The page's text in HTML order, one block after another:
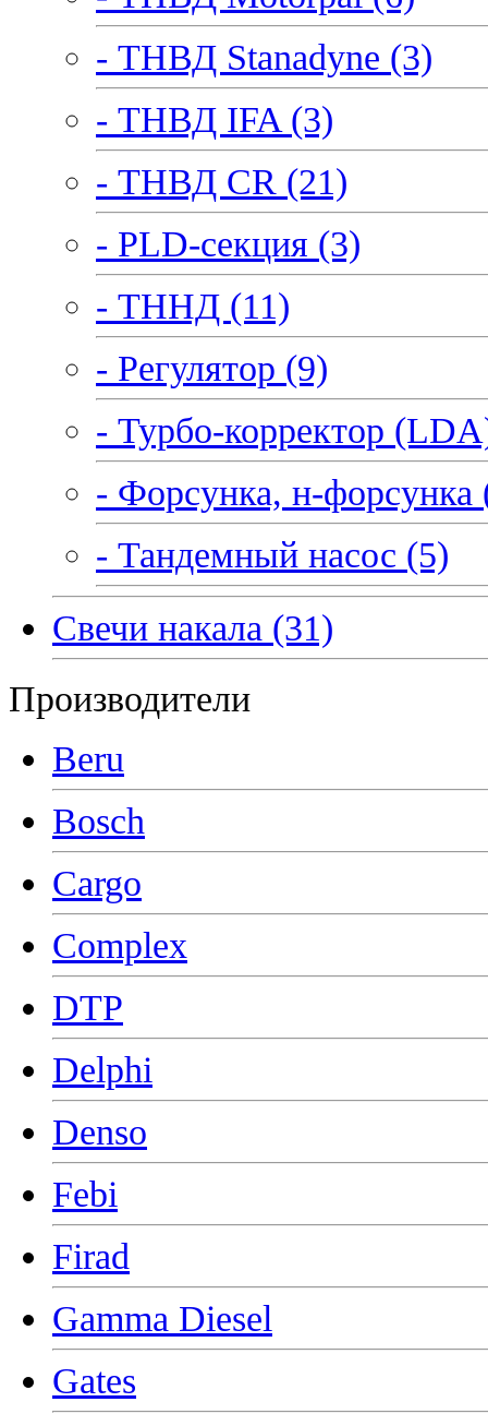
- ТНВД Stanadyne (3)
- ТНВД IFA (3)
- ТНВД CR (21)
- PLD-секция (3)
- ТННД (11)
- Регулятор (9)
- Турбо-корректор
- Форсунка, н-форсунка
- Тандемный насос (5)
Свечи накала (31)
Производители
Beru
Bosch
Cargo
Complex
DTP
Delphi
Denso
Febi
Firad
Gamma Diesel
Gates